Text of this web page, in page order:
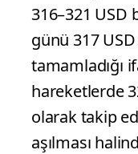
316–321 USD
günü 317
tamamladığı
hareketlerde
olarak takip
aşılması